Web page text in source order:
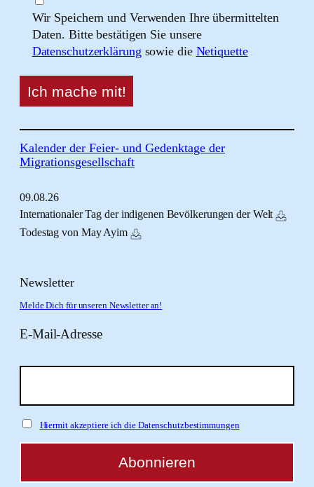
Wir Speichern und Verwenden Ihre übermittelten
Daten. Bitte bestätigen Sie unsere
Datenschutzerklärung sowie die Netiquette
Kalender der Feier- und Gedenktage der
Migrationsgesellschaft
09.08.26
Internationaler Tag der indigenen Bevölkerungen der Welt
Todestag von May Ayim
Newsletter
Melde Dich für unseren Newsletter an!
E-Mail-Adresse
Hiermit akzeptiere ich die Datenschutzbestimmungen